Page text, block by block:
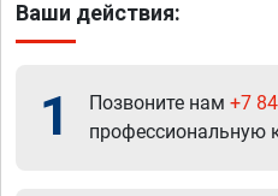
Ваши действия:
1 Позвоните нам +7
профессиональную